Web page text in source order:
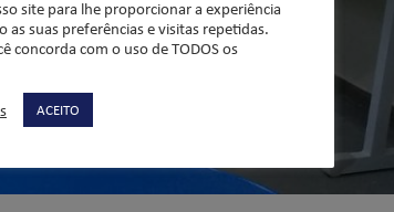
site para lhe proporcionar a experiência
as suas preferências e visitas repetidas.
concorda com o uso de TODOS os
ACEITO